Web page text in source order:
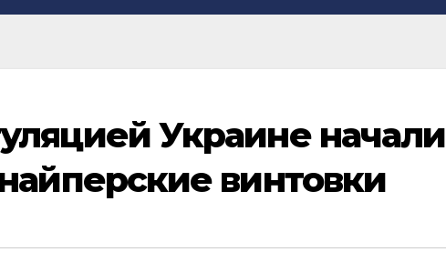
Украине начали
винтовки